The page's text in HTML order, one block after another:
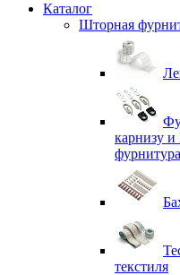
Каталог
Шторная
карнизу и
текстиля